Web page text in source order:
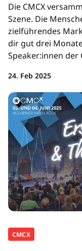
Die CMCX
Szene. Die
zielführendes
dir gut drei
Speaker:innen der
24. Feb 2025
CMCX